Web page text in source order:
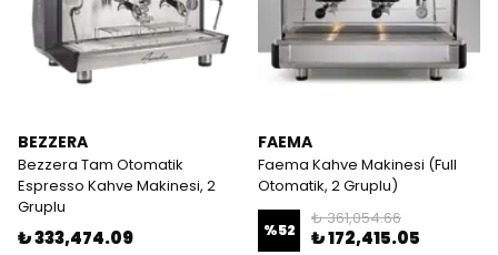
BEZZERA
Bezzera Tam Otomatik
Espresso Kahve Makinesi, 2
Gruplu
₺ 333,474.09
FAEMA
Faema Kahve Makinesi (Full
Otomatik, 2 Gruplu)
%52
₺ 361,054.66
₺ 172,415.05